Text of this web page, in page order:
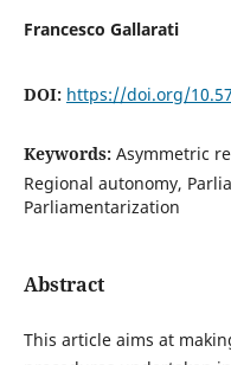
Francesco Gallarati
DOI: https://doi.org/
Keywords: Asymmetric
Regional autonomy,
Parliamentarization
Abstract
This article aims at